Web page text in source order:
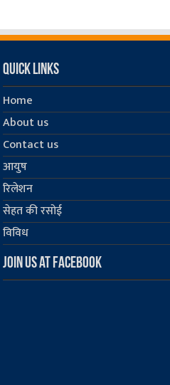
Quick Links
Home
About us
Contact us
आयुष
रिलेशन
सेहत की रसोई
विविध
Join us at Facebook